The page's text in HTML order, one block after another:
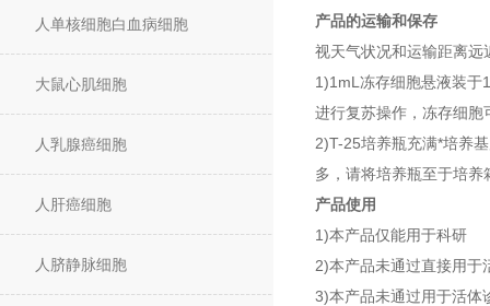
人单核细胞白血病细胞
大鼠心肌细胞
人乳腺癌细胞
人肝癌细胞
人脐静脉细胞
产品的运输和保存
视天气状况和运输距离
1)1mL冻存细胞悬液装于
进行复苏操作，冻存细
2)T-25培养瓶充满*培养
多，请将培养瓶至于培
产品使用
1)本产品仅能用于科研
2)本产品未通过直接用于
3)本产品未通过用于活体